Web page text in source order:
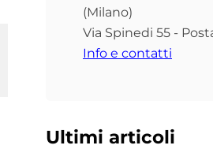
(Milano)
Via Spinedi 55 -
Info e contatti
Ultimi articoli